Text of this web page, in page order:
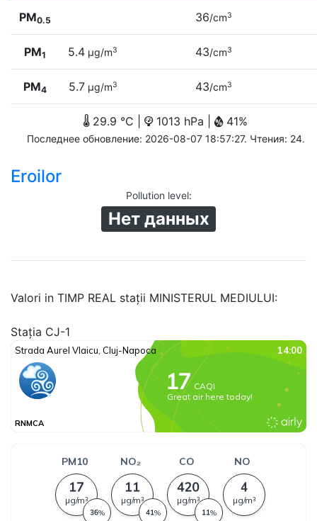
PM0.5 36/cm3
PM1 5.4 µg/m3 43/cm3
PM4 5.7µg/m3 43/cm3
29.9 °C | 1013 hPa | 41%
Последнее обновление: 2026-08-07 18:57:27. Чтения: 24.
Eroilor
Pollution level:
Нет данных
Valori in TIMP REAL stații MINISTERUL MEDIULUI:
Stația CJ-1